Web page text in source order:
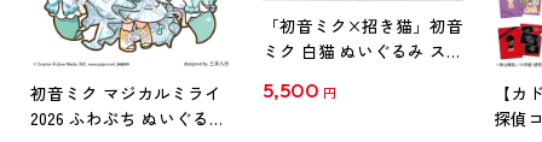
初音ミク マジカルミライ
2026 ふわぷち ぬいぐるみ
「初音ミク×招き猫」初音
ミク 白猫 ぬいぐるみ スタ
5,500 円
【カ
探偵